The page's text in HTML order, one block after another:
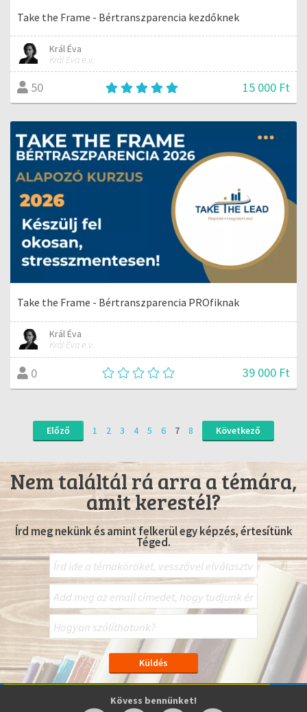
Take the Frame - Bértranszparencia kezdőknek
Král Éva
Král Éva e.v.
50 15 000 Ft
Take the Frame - Bértranszparencia PROfiknak
Král Éva
Král Éva e.v.
0 39 000 Ft
Előző 1 2 3 4 5 6 7 8 Következő
Nem találtál rá arra a témára,
amit kerestél?
Írd meg nekünk és amint felkerül egy képzés, értesítünk
Téged.
Kövess bennünket!